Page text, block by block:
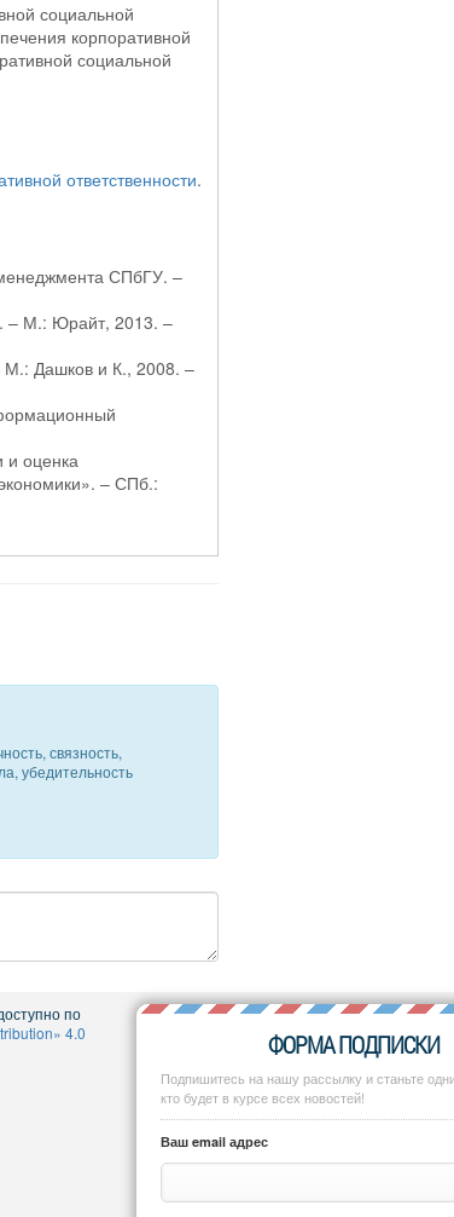
социальной
корпоративной
социальной
ответственности.
СПбГУ. –
– М.: Юрайт, 2013. –
М.: Дашков и К., 2008. –
и оценка
– СПб.:
связность,
убедительность
по
4.0
ФОРМА ПОДПИСКИ
Подпишитесь на нашу рассылку и станьте
кто будет в курсе всех новостей!
Ваш email адрес